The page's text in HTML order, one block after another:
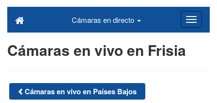
Cámaras en directo
Cámaras en vivo en Frisia
Cámaras en vivo en Países Bajos